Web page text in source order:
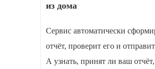
из дома
Сервис автоматически
отчёт, проверит его и
А узнать, принят ли ваш отчёт,